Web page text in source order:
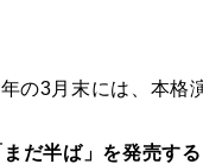
の3月末には、本格
だ半ば」を発売する